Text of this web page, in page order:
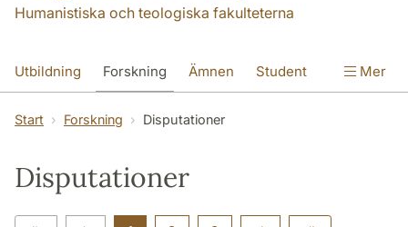
Humanistiska och teologiska fakulteterna
Utbildning Forskning Ämnen Student
Institutionen
Mer
Start Forskning Disputationer
Disputationer